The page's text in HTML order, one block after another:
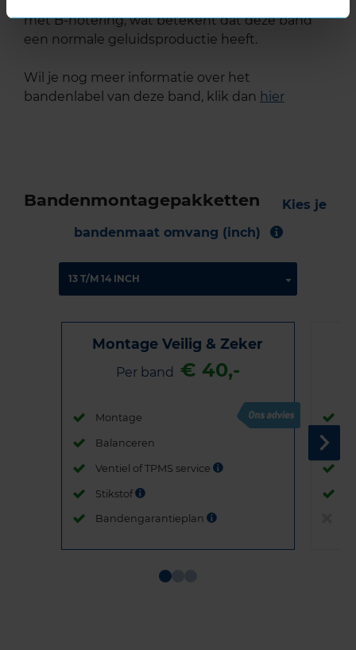
met B-notering, wat betekent dat deze band
een normale geluidsproductie heeft.
Wil je nog meer informatie over het
bandenlabel van deze band, klik dan hier
Bandenmontagepakketten
Kies je
bandenmaat omvang (inch)
Montage Veilig & Zeker
Per band € 40,-
Montage
Balanceren
Ventiel of TPMS service
Stikstof
Bandengarantieplan